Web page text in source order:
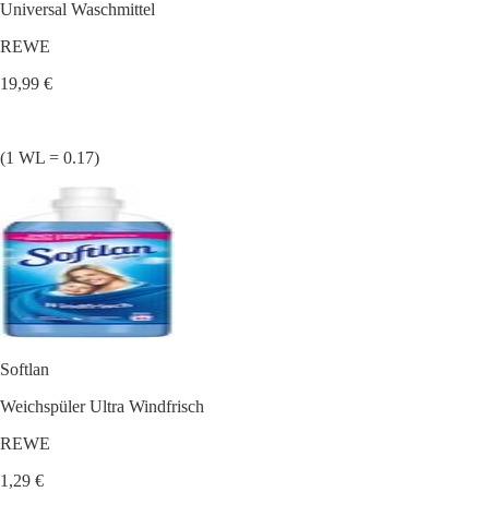
Universal Waschmittel
REWE
19,99 €
(1 WL = 0.17)
Softlan
Weichspüler Ultra Windfrisch
REWE
1,29 €